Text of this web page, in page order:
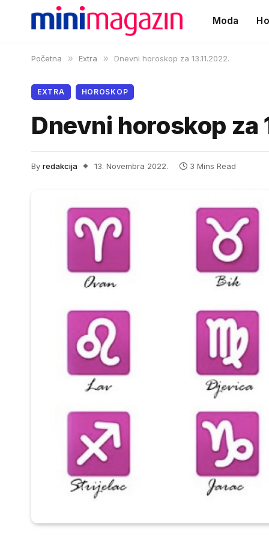
Moda
Početna » Extra » Dnevni horoskop za 13.11.2022.
EXTRA HOROSKOP
Dnevni horoskop za
By redakcija 13. Novembra 2022. 3 Mins Read